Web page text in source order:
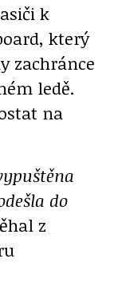
k
který
zachránce
ledě.
na
do
z